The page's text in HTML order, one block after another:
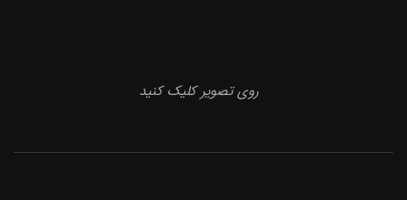
روی تصویر کلیک کنید